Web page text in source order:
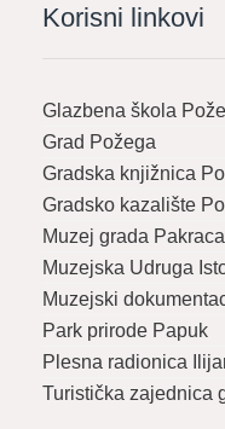
Korisni linkovi
Glazbena škola
Grad Požega
Gradska knjižnica
Gradsko kazalište
Muzej grada Pakraca
Muzejska Udruga
Muzejski
Park prirode Papuk
Plesna radionica
Turistička zajednica